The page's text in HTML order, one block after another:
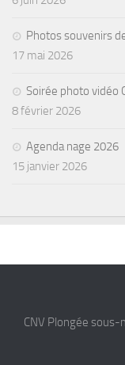
Photos souvenirs
17 mai 2026
Soirée photo vidéo
8 février 2026
Agenda nage 2026
15 janvier 2026
CNV Plongée sous-